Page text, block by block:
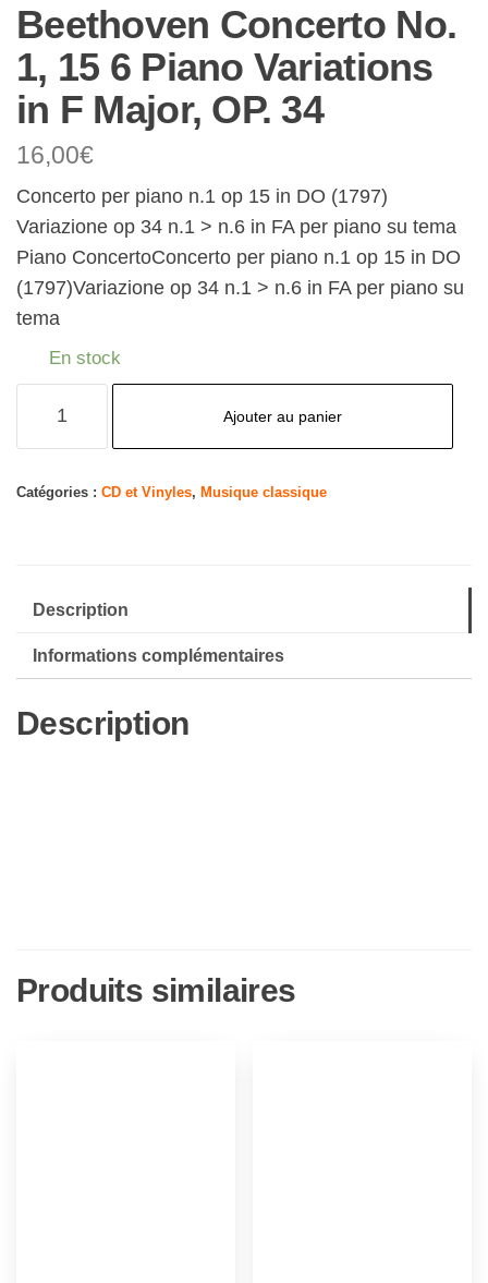
Beethoven Concerto No.
1, 15 6 Piano Variations
in F Major, OP. 34
16,00€
Concerto per piano n.1 op 15 in DO (1797)
Variazione op 34 n.1 > n.6 in FA per piano su tema
Piano ConcertoConcerto per piano n.1 op 15 in DO
(1797)Variazione op 34 n.1 > n.6 in FA per piano su
tema
En stock
Concerto
F
Ajouter au panier
Catégories : CD et Vinyles, Musique classique
Description
Informations complémentaires
Description
Produits similaires